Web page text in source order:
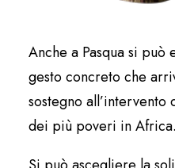
Anche a Pasqua si può
gesto concreto che
sostegno all’intervento
dei più poveri in Africa.